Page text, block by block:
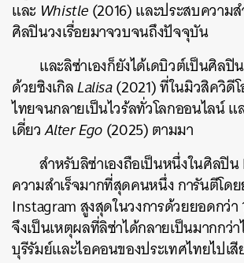
และ Whistle(2016) และประสบความส
ศิลปินวงเรื่อยมาจวบจนถึงปัจจุบัน
และลิซ่าเองก็ยังได้เดบิวต์เป็นศิลปิ
ด้วยซิงเกิลLalisa(2021)ที่ในมิวสิควิดี
ไทยจนกลายเป็นไวร้ลทั่วโลกออนไลน์
เดี่ยวAlter Ego(2025)ตามมา
สำหรับลิซ่าเองถือเป็นหนึ่งในศิลปิ
ความสำเร็จมากที่สุดคนหนึ่ง การันตีโด
Instagram สูงสุดในวงการด้วยยอดกว่
จึงเป็นเหตุผลที่ลิซ่าได้กลายเป็นมากกว่
บุรีรัมย์และไอคอนของประเทศไทยไปเ